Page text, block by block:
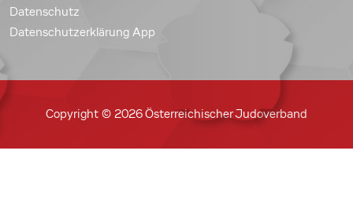
Datenschutz
Datenschutzerklärung App
Copyright © 2026 Österreichischer Judoverband